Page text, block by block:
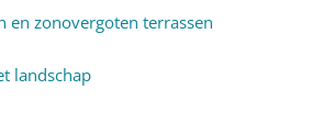
en zonovergoten terrassen
landschap